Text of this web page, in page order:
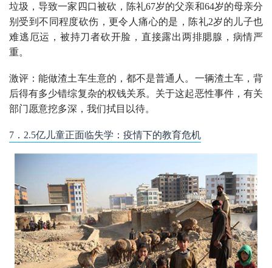
垃圾，导致一家四口被砍，陈礼67岁的父亲和64岁的母亲分
别受到不同程度砍伤，更令人痛心的是，陈礼2岁的儿子也
难逃厄运，被持刀者砍开脸，直接露出两排腮腺，病情严
重。
激评：能做渣土车生意的，都不是普通人。一辆渣土车，背
后得有多少错综复杂的权钱关系。关于这起恶性事件，有关
部门愿意挖多深，我们拭目以待。
7．2.5亿儿童正面临失学：疫情下的教育危机